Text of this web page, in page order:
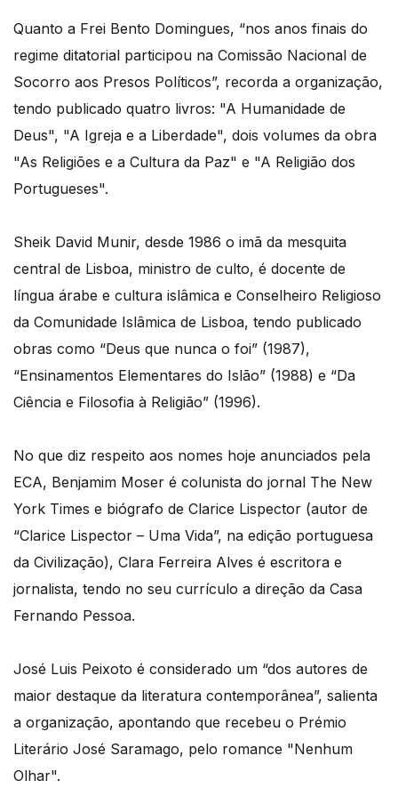
Quanto a Frei Bento Domingues, “nos anos finais do
regime ditatorial participou na Comissão Nacional de
Socorro aos Presos Políticos”, recorda a organização,
tendo publicado quatro livros: "A Humanidade de
Deus", "A Igreja e a Liberdade", dois volumes da obra
"As Religiões e a Cultura da Paz" e "A Religião dos
Portugueses".
Sheik David Munir, desde 1986 o imã da mesquita
central de Lisboa, ministro de culto, é docente de
língua árabe e cultura islâmica e Conselheiro Religioso
da Comunidade Islâmica de Lisboa, tendo publicado
obras como “Deus que nunca o foi” (1987),
“Ensinamentos Elementares do Islão” (1988) e “Da
Ciência e Filosofia à Religião” (1996).
No que diz respeito aos nomes hoje anunciados pela
ECA, Benjamim Moser é colunista do jornal The New
York Times e biógrafo de Clarice Lispector (autor de
“Clarice Lispector – Uma Vida”, na edição portuguesa
da Civilização), Clara Ferreira Alves é escritora e
jornalista, tendo no seu currículo a direção da Casa
Fernando Pessoa.
José Luis Peixoto é considerado um “dos autores de
maior destaque da literatura contemporânea”, salienta
a organização, apontando que recebeu o Prémio
Literário José Saramago, pelo romance "Nenhum
Olhar".